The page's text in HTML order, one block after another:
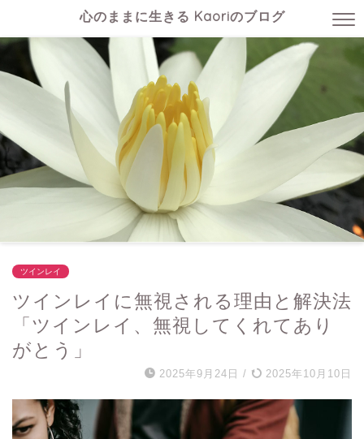
心のままに生きる Kaoriのブログ
ツインレイ
ツインレイに無視される理由と解決法
「ツインレイ、無視してくれてあり
がとう」
2025年9月24日 / 2025年10月10日